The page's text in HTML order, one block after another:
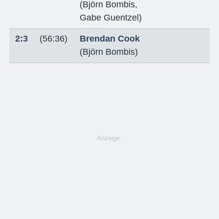
(Björn Bombis,
Gabe Guentzel)
2:3 (56:36)
Brendan Cook
(Björn Bombis)
Anzeige: